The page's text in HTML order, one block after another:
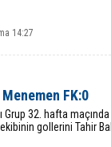
14:27
FK:0
Grup 32. hafta
gollerini Tahir